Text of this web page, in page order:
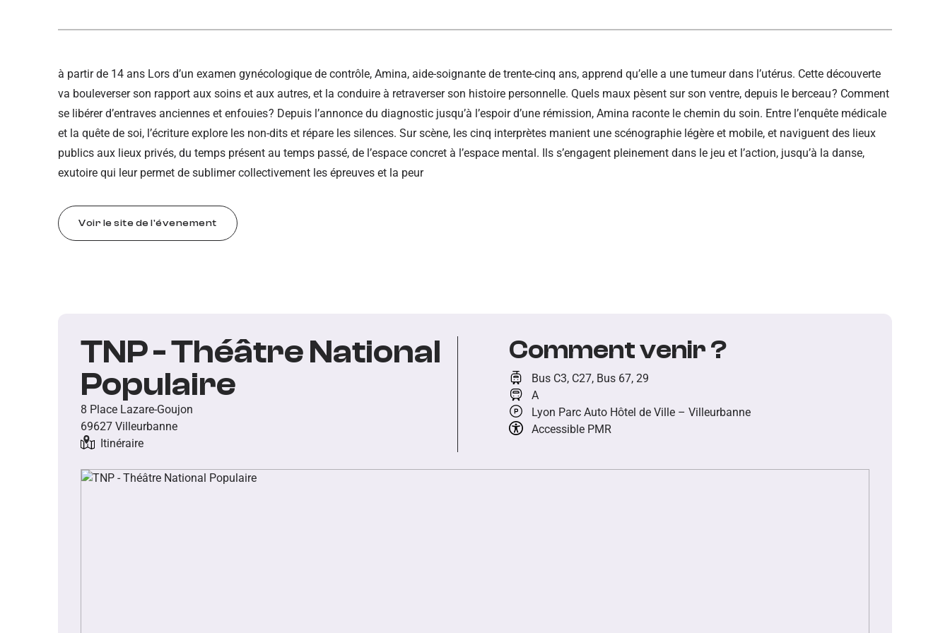
à partir de 14 ans Lors d’un examen gynécologique de contrôle, Amina, aide-soignante de trente-cinq ans, apprend qu’elle a une tumeur dans l’utérus. Cette découverte
va bouleverser son rapport aux soins et aux autres, et la conduire à retraverser son histoire personnelle. Quels maux pèsent sur son ventre, depuis le berceau ? Comment
se libérer d’entraves anciennes et enfouies ? Depuis l’annonce du diagnostic jusqu’à l’espoir d’une rémission, Amina raconte le chemin du soin. Entre l’enquête médicale
et la quête de soi, l’écriture explore les non-dits et répare les silences. Sur scène, les cinq interprètes manient une scénographie légère et mobile, et naviguent des lieux
publics aux lieux privés, du temps présent au temps passé, de l’espace concret à l’espace mental. Ils s’engagent pleinement dans le jeu et l’action, jusqu’à la danse,
exutoire qui leur permet de sublimer collectivement les épreuves et la peur
Voir le site de l'évenement
TNP - Théâtre National
Populaire
8 Place Lazare-Goujon
69627 Villeurbanne
Itinéraire
Comment venir ?
Bus C3, C27, Bus 67, 29
A
Lyon Parc Auto Hôtel de Ville – Villeurbanne
Accessible PMR